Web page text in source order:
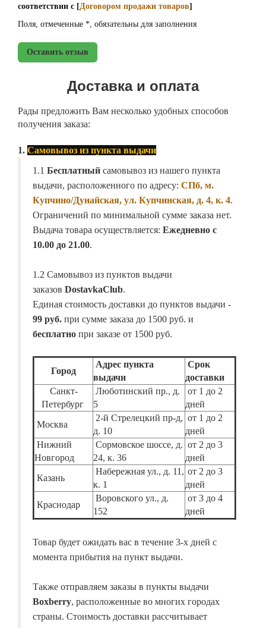
соответствии с [Договором продажи товаров]
Поля, отмеченные *, обязательны для заполнения
Оставить отзыв
Доставка и оплата
Рады предложить Вам несколько удобных способов
получения заказа:
1. Самовывоз из пункта выдачи
1.1 Бесплатный самовывоз из нашего пункта
выдачи, расположенного по адресу: СПб, м.
Купчино/Дунайская, ул. Купчинская, д. 4, к. 4.
Ограничений по минимальной сумме заказа нет.
Выдача товара осуществляется: Ежедневно с
10.00 до 21.00.
1.2 Самовывоз из пунктов выдачи
заказов DostavkaClub.
Единая стоимость доставки до пунктов выдачи -
99 руб. при сумме заказа до 1500 руб. и
бесплатно при заказе от 1500 руб.
Город
Адрес пункта
выдачи
Срок
доставки
Санкт-
Петербург
Люботинский пр., д.
5
от 1 до 2
дней
Москва
2-й Стрелецкий пр-д,
д. 10
от 1 до 2
дней
Нижний
Новгород
Сормовское шоссе, д.
24, к. 36
от 2 до 3
дней
Казань
Набережная ул., д. 11,
к. 1
от 2 до 3
дней
Краснодар
Воровского ул., д.
152
от 3 до 4
дней
Товар будет ожидать вас в течение 3-х дней с
момента прибытия на пункт выдачи.
Также отправляем заказы в пункты выдачи
Boxberry, расположенные во многих городах
страны. Стоимость доставки рассчитывает